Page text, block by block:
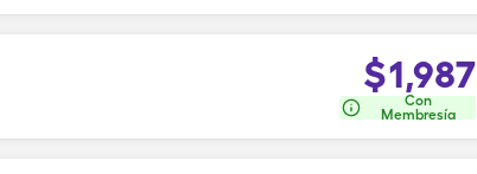
$1,987
Con
Membresía